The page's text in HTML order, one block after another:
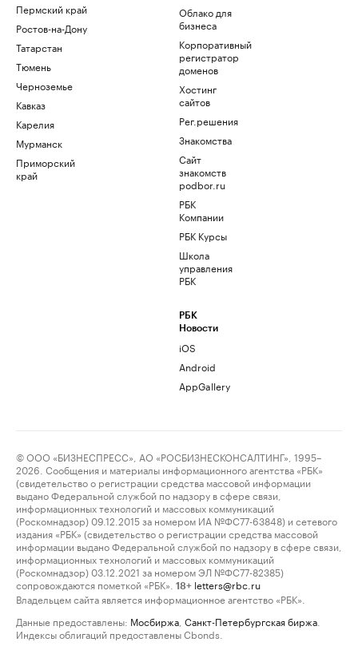
Пермский край
Ростов-на-Дону
Татарстан
Тюмень
Черноземье
Кавказ
Карелия
Мурманск
Приморский
край
Облако для
бизнеса
Корпоративный
регистратор
доменов
Хостинг
сайтов
Рег.решения
Знакомства
Сайт
знакомств
podbor.ru
РБК
Компании
РБК Курсы
Школа
управления
РБК
РБК
Новости
iOS
Android
AppGallery
© ООО «БИЗНЕСПРЕСС», АО «РОСБИЗНЕСКОНСАЛТИНГ», 1995–
2026. Сообщения и материалы информационного агентства «РБК»
(свидетельство о регистрации средства массовой информации
выдано Федеральной службой по надзору в сфере связи,
информационных технологий и массовых коммуникаций
(Роскомнадзор) 09.12.2015 за номером ИА №ФС77-63848) и сетевого
издания «РБК» (свидетельство о регистрации средства массовой
информации выдано Федеральной службой по надзору в сфере связи,
информационных технологий и массовых коммуникаций
(Роскомнадзор) 03.12.2021 за номером ЭЛ №ФС77-82385)
сопровождаются пометкой «РБК».
18+ letters@rbc.ru
Владельцем сайта является информационное агентство «РБК».
Данные предоставлены: Мосбиржа Санкт-Петербургская биржа
Индексы облигаций предоставлены Cbonds.